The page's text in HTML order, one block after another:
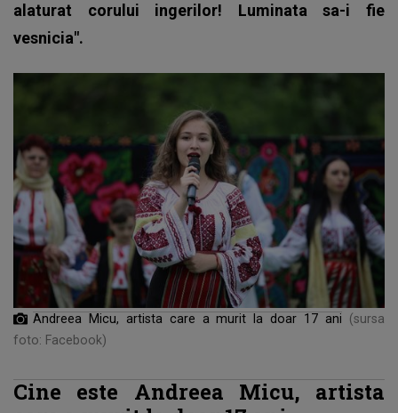
alaturat corului ingerilor! Luminata sa-i fie
vesnicia".
Andreea Micu, artista care a murit la doar 17 ani
(sursa
foto: Facebook)
Cine este Andreea Micu, artista